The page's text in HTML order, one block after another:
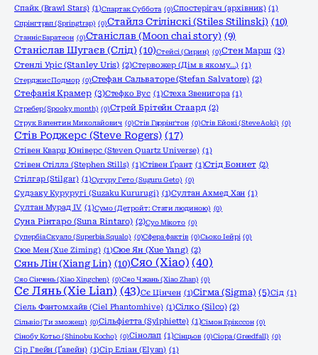
Спайк (Brawl Stars) (1)Спартак Суббота (0)Спостерігач (архівник) (1)
Спрінгтрап (Springtrap) (0)Стайлз Стілінскі (Stiles Stilinski) (10)
Станніс Баратеон (0)Станіслав (Moon chai story) (9)
Станіслав Шугаєв (Слід) (10)Стейсі (Сирин) (0)Стен Марш (3)
Стенлі Уріс (Stanley Uris) (2)Стервожер (Дім в якому…) (1)
Стерджис Подмор (0)Стефан Сальваторе (Stefan Salvatore) (2)
Стефанія Крамер (3)Стефко Вус (1)Стеха Звенигора (1)
Стребер (Spooky month) (0)Стрей Брітейн Стаард (2)
Струк Валентин Миколайович (0)Стів Гаррінґтон (0)Стів Ейокі (Steve Aoki) (0)
Стів Роджерс (Steve Rogers) (17)
Стівен Кварц Юніверс (Steven Quartz Universe) (1)
Стівен Стіллз (Stephen Stills) (1)Стівен Ґрант (1)Стід Боннет (2)
Стілгар (Stilgar) (1)Сугуру Гето (Suguru Geto) (0)
Судзаку Куруругі (Suzaku Kururugi) (1)Султан Ахмед Хан (1)
Султан Мурад IV (1)Сумо (Детройт: Стати людиною) (0)
Суна Рінтаро (Suna Rintaro) (2)Суо Мікото (0)
Супербіа Скуало (Superbia Squalo) (0)Сфера фактів (0)Сьоко Іейрі (0)
Сюе Мен (Xue Ziming) (1)Сюе Ян (Xue Yang) (2)
Сянь Лін (Xiang Lin) (10)Сяо (Xiao) (40)
Сяо Сінчень (Xiao Xingchen) (0)Сяо Чжань (Xiao Zhan) (0)
Сє Лянь (Xie Lian) (43)Сє Цінчен (1)Сігма (Sigma) (5)Сід (1)
Сіель Фантомхайв (Ciel Phantomhive) (1)Сілко (Silco) (2)
Сільвіо (Ти зможеш) (0)Сільфіетта (Sylphiette) (1)Сімон Ерікссон (0)
Сінобу Котьо (Shinobu Kocho) (0)Сінолап (1)Сінцьов (0)Сіора (Greedfall) (0)
Сір Гвейн (Ґавейн) (1)Сір Еліан (Elyan) (1)